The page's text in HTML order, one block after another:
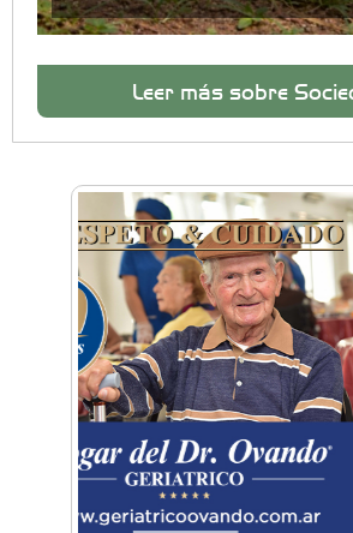
Leer más sobre